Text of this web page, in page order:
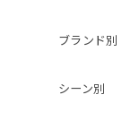
ブランド別
シーン別